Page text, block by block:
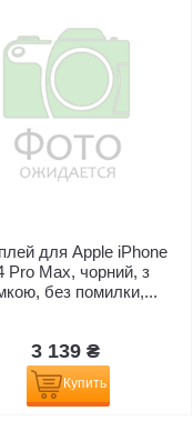
для Apple iPhone
Pro Max, чорний, з
без помилки,...
3 139 ₴
Купить